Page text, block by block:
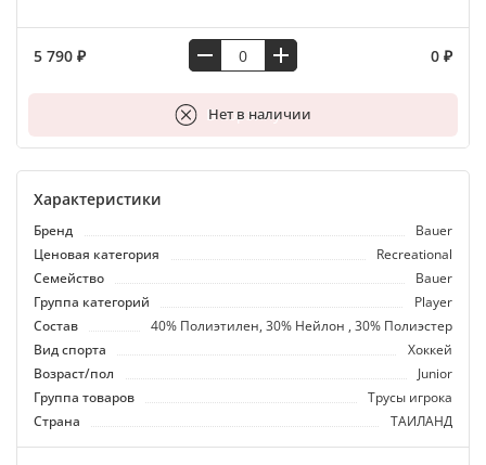
5 790 ₽ 0 ₽
Нет в наличии
В корзину
Характеристики
Бренд
Bauer
Ценовая категория
Recreational
Семейство
Bauer
Группа категорий
Player
Состав
40% Полиэтилен, 30% Нейлон , 30% Полиэстер
Вид спорта
Хоккей
Возраст/пол
Junior
Группа товаров
Трусы игрока
Страна
ТАИЛАНД